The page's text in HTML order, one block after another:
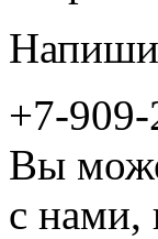
+7-
Вы
с нами,